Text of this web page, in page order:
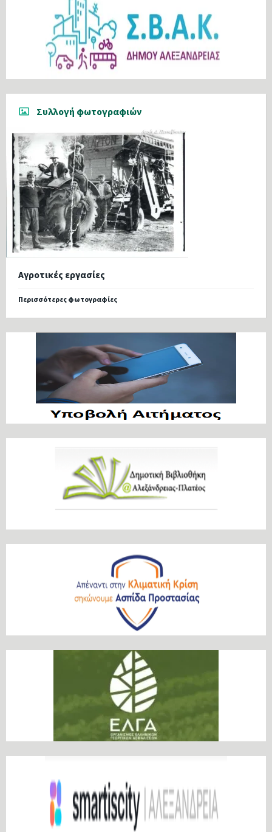
Συλλογή φωτογραφιών
Αγροτικές εργασίες
Περισσότερες φωτογραφίες